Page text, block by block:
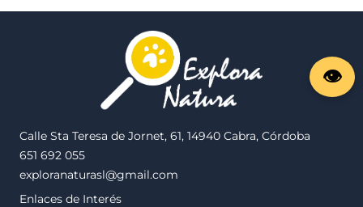
Calle Sta Teresa de Jornet, 61, 14940 Cabra, Córdoba
651 692 055
exploranaturasl@gmail.com
Enlaces de Interés